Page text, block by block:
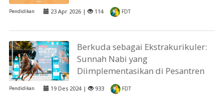
Pendidikan 23 Apr 2026 | 114 FDT
Berkuda sebagai Ekstrakurikuler:
Sunnah Nabi yang
Diimplementasikan di Pesantren
Pendidikan 19 Des 2024 | 933 FDT